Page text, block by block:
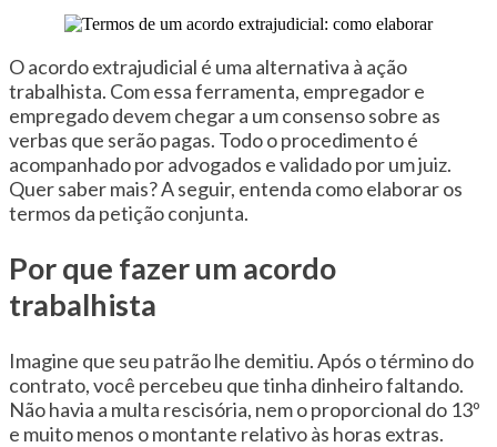
O acordo extrajudicial é uma alternativa à ação
trabalhista. Com essa ferramenta, empregador e
empregado devem chegar a um consenso sobre as
verbas que serão pagas. Todo o procedimento é
acompanhado por advogados e validado por um juiz.
Quer saber mais? A seguir, entenda como elaborar os
termos da petição conjunta.
Por que fazer um acordo
trabalhista
Imagine que seu patrão lhe demitiu. Após o término do
contrato, você percebeu que tinha dinheiro faltando.
Não havia a multa rescisória, nem o proporcional do 13º
e muito menos o montante relativo às horas extras.